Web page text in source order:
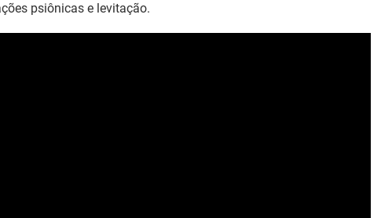
psiônicas e levitação.